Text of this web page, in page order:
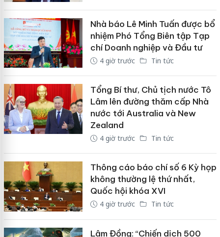
Nhà báo Lê Minh Tuấn được bổ
nhiệm Phó Tổng Biên tập Tạp
chí Doanh nghiệp và Đầu tư
4 giờ trước Tin tức
Tổng Bí thư, Chủ tịch nước Tô
Lâm lên đường thăm cấp Nhà
nước tới Australia và New
Zealand
4 giờ trước Tin tức
Thông cáo báo chí số 6 Kỳ họp
không thường lệ thứ nhất,
Quốc hội khóa XVI
4 giờ trước Tin tức
Lâm Đồng: “Chiến dịch 500